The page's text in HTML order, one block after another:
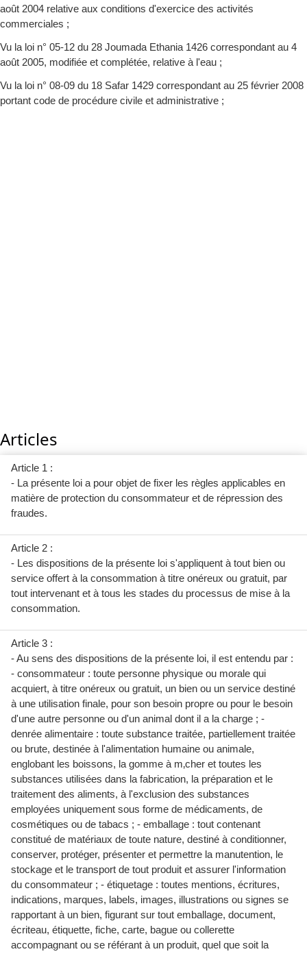
août 2004 relative aux conditions d'exercice des activités
commerciales ;
Vu la loi n° 05-12 du 28 Joumada Ethania 1426 correspondant au 4
août 2005, modifiée et complétée, relative à l'eau ;
Vu la loi n° 08-09 du 18 Safar 1429 correspondant au 25 février 2008
portant code de procédure civile et administrative ;
Articles
Article 1 :
- La présente loi a pour objet de fixer les règles applicables en
matière de protection du consommateur et de répression des
fraudes.
Article 2 :
- Les dispositions de la présente loi s'appliquent à tout bien ou
service offert à la consommation à titre onéreux ou gratuit, par
tout intervenant et à tous les stades du processus de mise à la
consommation.
Article 3 :
- Au sens des dispositions de la présente loi, il est entendu par :
- consommateur : toute personne physique ou morale qui
acquiert, à titre onéreux ou gratuit, un bien ou un service destiné
à une utilisation finale, pour son besoin propre ou pour le besoin
d'une autre personne ou d'un animal dont il a la charge ; -
denrée alimentaire : toute substance traitée, partiellement traitée
ou brute, destinée à l'alimentation humaine ou animale,
englobant les boissons, la gomme à m‚cher et toutes les
substances utilisées dans la fabrication, la préparation et le
traitement des aliments, à l'exclusion des substances
employées uniquement sous forme de médicaments, de
cosmétiques ou de tabacs ; - emballage : tout contenant
constitué de matériaux de toute nature, destiné à conditionner,
conserver, protéger, présenter et permettre la manutention, le
stockage et le transport de tout produit et assurer l'information
du consommateur ; - étiquetage : toutes mentions, écritures,
indications, marques, labels, images, illustrations ou signes se
rapportant à un bien, figurant sur tout emballage, document,
écriteau, étiquette, fiche, carte, bague ou collerette
accompagnant ou se référant à un produit, quel que soit la